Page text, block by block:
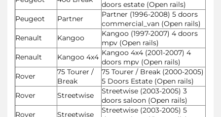
doors estate (Open rails)
Peugeot
Partner
Partner (1996-2008) 5 doors
commercial_van (Open rails)
Renault
Kangoo
Kangoo (1997-2007) 4 doors
mpv (Open rails)
Renault
Kangoo 4x4 Kangoo 4x4 (2001-2007) 4
doors mpv (Open rails)
Rover
75 Tourer /
Break
75 Tourer / Break (2000-2005)
5 Doors Estate (Open rails)
Rover
Streetwise
Streetwise (2003-2005) 3
doors saloon (Open rails)
Rover
Streetwise
Streetwise (2003-2005) 5